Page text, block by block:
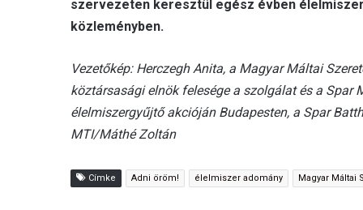
szervezeten keresztül egész évben
közleményben.
Vezetőkép: Herczegh Anita, a Magyar Máltai
köztársasági elnök felesége a szolgálat és a Spar
élelmiszergyűjtő akcióján Budapesten, a Spar
MTI/Máthé Zoltán
Címke Adni öröm! élelmiszer adomány Magyar Máltai